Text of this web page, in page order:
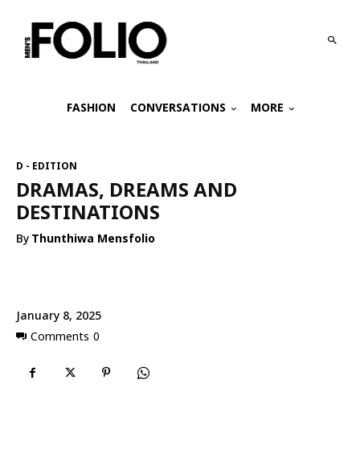
FASHION CONVERSATIONS MORE
January 8, 2025
Comments 0
D - EDITION
DRAMAS, DREAMS AND
DESTINATIONS
ByThunthiwa Mensfolio